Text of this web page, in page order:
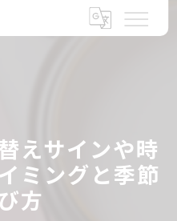
えサインや時
ミングと季節
方